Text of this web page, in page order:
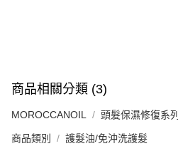
商品相關分類 (3)
MOROCCANOIL 頭髮保濕修復系列
商品類別 護髮油/免沖洗護髮